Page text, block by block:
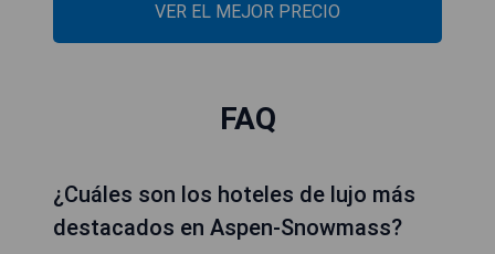
VER EL MEJOR PRECIO
FAQ
¿Cuáles son los hoteles de lujo más
destacados en Aspen-Snowmass?